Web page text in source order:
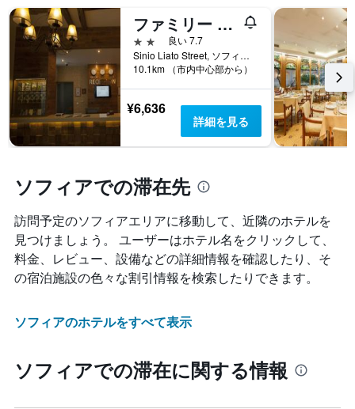
ファミリー ホテル セント ジョージ
2つ星
良い 7.7
Sinio Liato Street, ソフィア, ブルガリア
10.1km （市内中心部から）
¥6,636
詳細を見る
ソフィアでの滞在先
訪問予定のソフィアエリアに移動して、近隣のホテルを
見つけましょう。 ユーザーはホテル名をクリックして、
料金、レビュー、設備などの詳細情報を確認したり、そ
の宿泊施設の色々な割引情報を検索したりできます。
ソフィアのホテルをすべて表示
ソフィアでの滞在に関する情報